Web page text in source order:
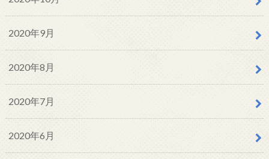
2020年9月
2020年8月
2020年7月
2020年6月